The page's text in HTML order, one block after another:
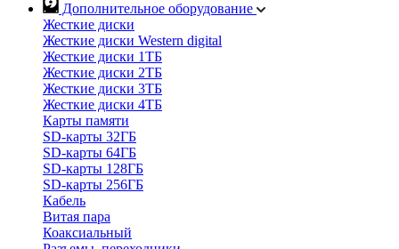
Дополнительное оборудование
Жесткие диски
Жесткие диски Western digital
Жесткие диски 1ТБ
Жесткие диски 2ТБ
Жесткие диски 3ТБ
Жесткие диски 4ТБ
Карты памяти
SD-карты 32ГБ
SD-карты 64ГБ
SD-карты 128ГБ
SD-карты 256ГБ
Кабель
Витая пара
Коаксиальный